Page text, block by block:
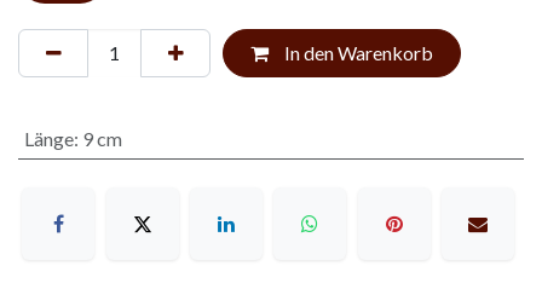
In den Warenkorb
Länge: 9 cm